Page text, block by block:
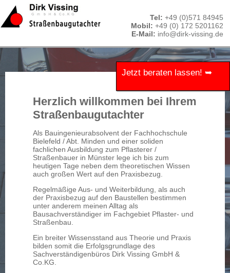
Tel: +49 (0)571 84945
Mobil: +49 (0) 172 5201162
E-Mail: info@dirk-vissing.de
Herzlich willkommen bei Ihrem
Straßenbaugutachter
Als Bauingenieurabsolvent der Fachhochschule
Bielefeld / Abt. Minden und einer soliden
fachlichen Ausbildung zum Pflasterer /
Straßenbauer in Münster lege ich bis zum
heutigen Tage neben dem theoretischen Wissen
auch großen Wert auf den Praxisbezug.
Regelmäßige Aus- und Weiterbildung, als auch
der Praxisbezug auf den Baustellen bestimmen
unter anderem meinen Alltag als
Bausachverständiger im Fachgebiet Pflaster- und
Straßenbau.
Ein breiter Wissensstand aus Theorie und Praxis
bilden somit die Erfolgsgrundlage des
Sachverständigenbüros Dirk Vissing GmbH &
Co.KG.
Jetzt beraten lassen! ➥
Gespräch erfahren Sie mehr
über unsere Leistungen.